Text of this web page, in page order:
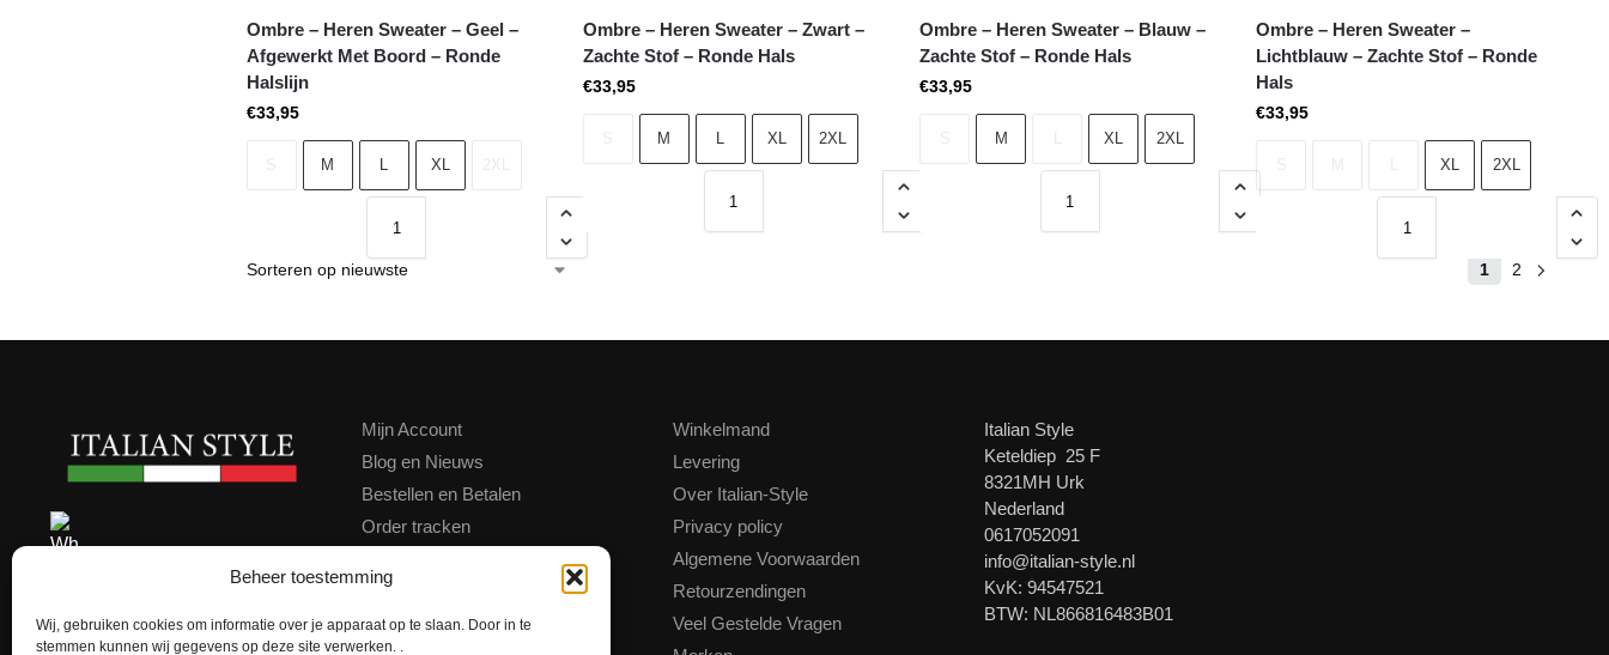
Beheer toestemming
Wij, gebruiken cookies om informatie over je apparaat op te slaan. Door in te
stemmen kunnen wij gegevens op deze site verwerken. .
Ombre – Heren Sweater – Geel –
Afgewerkt Met Boord – Ronde
Halslijn
€33,95
M L XL
Ombre – Heren Sweater – Zwart –
Zachte Stof – Ronde Hals
€33,95
M L XL 2XL
Ombre – Heren Sweater – Blauw –
Zachte Stof – Ronde Hals
€33,95
M XL 2XL
Ombre – Heren Sweater –
Lichtblauw – Zachte Stof – Ronde
Hals
€33,95
XL 2XL
1 2
★★★★★ Google score 4,9
Mijn Account
Blog en Nieuws
Bestellen en Betalen
Order tracken
Klachten
Kortingscode
Winkelmand
Levering
Over Italian-Style
Privacy policy
Algemene Voorwaarden
Retourzendingen
Veel Gestelde Vragen
Italian Style
Keteldiep 25 F
8321MH Urk
Nederland
0617052091
info@italian-style.nl
KvK: 94547521
BTW: NL866816483B01